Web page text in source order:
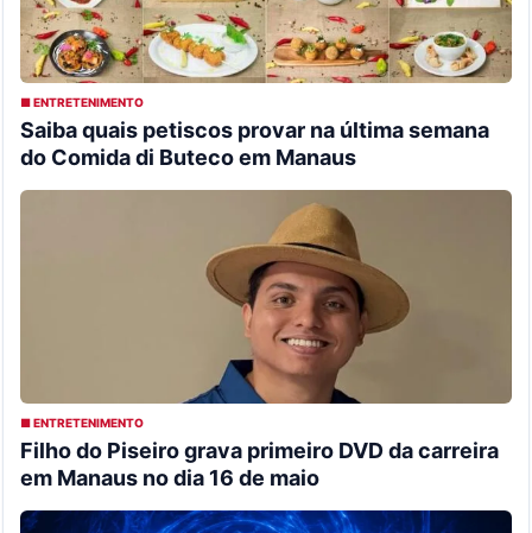
■ ENTRETENIMENTO
Saiba quais petiscos provar na última semana
do Comida di Buteco em Manaus
■ ENTRETENIMENTO
Filho do Piseiro grava primeiro DVD da carreira
em Manaus no dia 16 de maio